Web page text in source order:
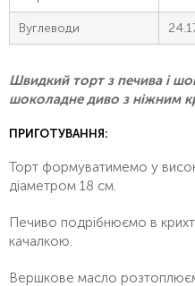
Вуглеводи
Швидкий торт з печива і
шоколадне диво з ніжним
ПРИГОТУВАННЯ:
Торт формуватимемо у
діаметром 18 см.
Печиво подрібнюємо в
качалкою.
Вершкове масло